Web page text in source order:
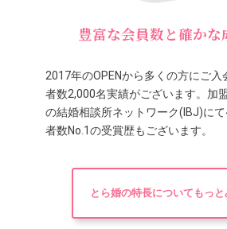
豊富な会員数と確かな
2017年のOPENから多くの方にご
者数2,000名実績がございます。加
の結婚相談所ネットワーク(IBJ)に
者数No.1の受賞歴もございます。
とら婚の特長についてもっと